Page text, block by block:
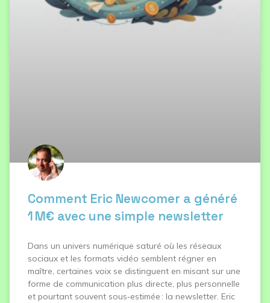
Comment Eric Newcomer a généré
1 M€ avec une simple newsletter
Dans un univers numérique saturé où les réseaux
sociaux et les formats vidéo semblent régner en
maître, certaines voix se distinguent en misant sur une
forme de communication plus directe, plus personnelle
et pourtant souvent sous‑estimée : la newsletter. Eric